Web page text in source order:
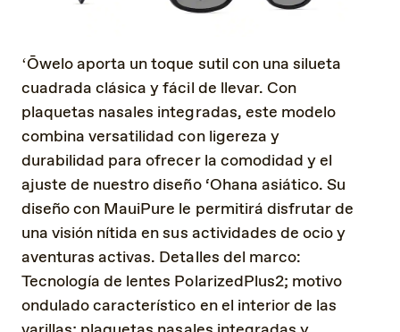
ʻŌwelo aporta un toque sutil con una silueta
cuadrada clásica y fácil de llevar. Con
plaquetas nasales integradas, este modelo
combina versatilidad con ligereza y
durabilidad para ofrecer la comodidad y el
ajuste de nuestro diseño ‘Ohana asiático. Su
diseño con MauiPure le permitirá disfrutar de
una visión nítida en sus actividades de ocio y
aventuras activas. Detalles del marco:
Tecnología de lentes PolarizedPlus2; motivo
ondulado característico en el interior de las